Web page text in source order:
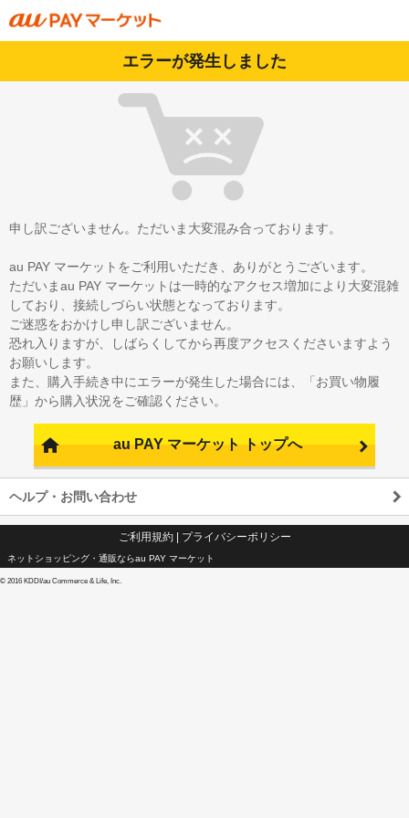
エラーが発生しました
申し訳ございません。ただいま大変混み合っております。
au PAY マーケットをご利用いただき、ありがとうございます。
ただいまau PAY マーケットは一時的なアクセス増加により大変混雑
しており、接続しづらい状態となっております。
ご迷惑をおかけし申し訳ございません。
恐れ入りますが、しばらくしてから再度アクセスくださいますよう
お願いします。
また、購入手続き中にエラーが発生した場合には、「お買い物履
歴」から購入状況をご確認ください。
au PAY マーケット トップへ
ヘルプ・お問い合わせ
ご利用規約| プライバシーポリシー
ネットショッピング・通販ならau PAY マーケット
© 2016 KDDI/au Commerce & Life, Inc.